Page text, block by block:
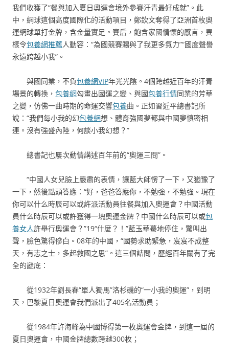
我們收獲了“餐與加入夏日奧運會境外參賽汗青最好成就”。此
中，網球這個高度國際化的活動項目，鄭欽文奪得了亞洲首枚奧
運網球單打金牌，含金量實足。賽后，飽含家國情懷的感言，異
樣令包養網推薦人動容：“為國競賽賜與了我更多氣力”“國度聲譽
永遠跨越小我”。
與國同業，不負包養網VIP年光光陰。4個跨越近百年的汗青
場景的轉換， 包養網勾畫出國運之變、與國包養行情同業的芳華
之變，仿佛一曲時期的命運交響包養曲。正如習近平總書記所
說：“我們每小我的幻包養網想、體育強國夢都與中國夢慎密相
連。沒有強盛內陸，何談小我幻想？”
總書記也屢次動情講述百年前的“奧運三問”。
“中國人女兒臉上嚴肅的表情，讓藍大師愣了一下，又猶豫了
一下，然後點頭答應：“好，爸爸答應你，不勉強，不勉強。現在
你可以什么時辰可以或許派活動員往餐與加入奧運會？中國活動
員什么時辰可以或許獲得一塊奧運金牌？中國什么時辰可以或包
養女人許舉行奧運會？”19“什麼？！”藍玉華驀地停住，驚叫出
聲，臉色驚得慘白。08年的中國，“國勢求助緊急，岌岌不成整
天，有志之士，多起救國之思”。這三個詰問，歷經百年關有了完
全的謎底：
從1932年劉長春“單人獨馬”洛杉磯的“一小我的奧運”，到明
天，巴黎夏日奧運會我們派出了405名活動員；
從1984年許海峰為中國博得第一枚奧運會金牌，到這一屆的
夏日奧運會，中國金牌總數跨越300枚；